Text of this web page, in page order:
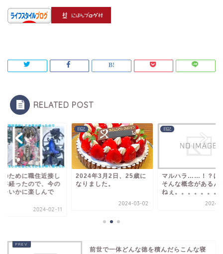
RELATED POST
のために職住近接し
年経ったので、今の
をいかに楽しんで
2024-02-11
日記
2024年3月2日、25歳に
なりました。
2024-03-02
日記
マルハラ……！？ほ
そんな概念があるん
ねぇ。。。。。。。
2024-
前世で一体どんな徳を積んだらこんな寝